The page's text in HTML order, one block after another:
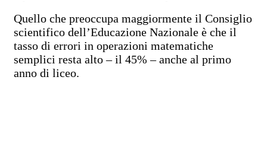
Quello che preoccupa maggiormente il Consiglio
scientifico dell’Educazione Nazionale è che il
tasso di errori in operazioni matematiche
semplici resta alto – il 45% – anche al primo
anno di liceo.